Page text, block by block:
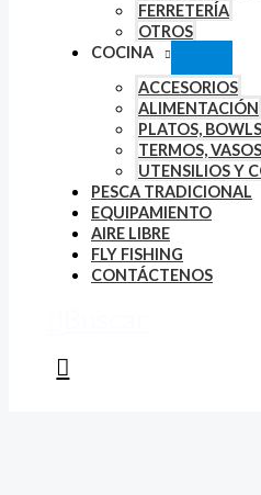
FERRETERÍA
OTROS
COCINA
ACCESORIOS
ALIMENTACIÓN
PLATOS,
TERMOS,
UTENSILIOS Y
PESCA TRADICIONAL
EQUIPAMIENTO
AIRE LIBRE
FLY FISHING
CONTÁCTENOS